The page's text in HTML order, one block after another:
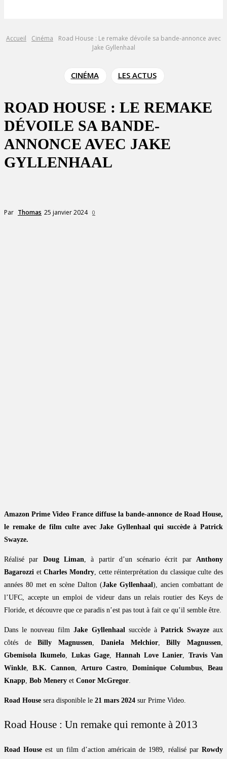
Accueil Cinéma
Road House : Le remake dévoile sa bande-annonce avec
Jake Gyllenhaal
CINÉMA LES ACTUS
ROAD HOUSE : LE REMAKE
DÉVOILE SA BANDE-
ANNONCE AVEC JAKE
GYLLENHAAL
Par Thomas 25 janvier 2024 0
Amazon Prime Video France diffuse la bande-annonce de Road House,
le remake de film culte avec Jake Gyllenhaal qui succède à Patrick
Swayze.
Réalisé par Doug Liman, à partir d’un scénario écrit parAnthony
Bagarozzi etCharles Mondry, cette réinterprétation du classique culte des
années 80 met en scène Dalton (Jake Gyllenhaal), ancien combattant de
l’UFC, accepte un emploi de videur dans un relais routier des Keys de
Floride, et découvre que ce paradis n’est pas tout à fait ce qu’il semble être.
Dans le nouveau filmJake Gyllenhaalsuccède à Patrick Swayzeaux
côtés deBilly Magnussen, Daniela Melchior,Billy Magnussen,
Gbemisola Ikumelo, Lukas Gage, Hannah Love Lanier, Travis Van
Winkle, B.K. Cannon, Arturo Castro,Dominique Columbus,Beau
Knapp, Bob Menery et Conor McGregor.
Road House sera disponible le 21 mars 2024 sur Prime Video.
Road House : Un remake qui remonte à 2013
Road House est un film d’action américain de 1989, réalisé parRowdy